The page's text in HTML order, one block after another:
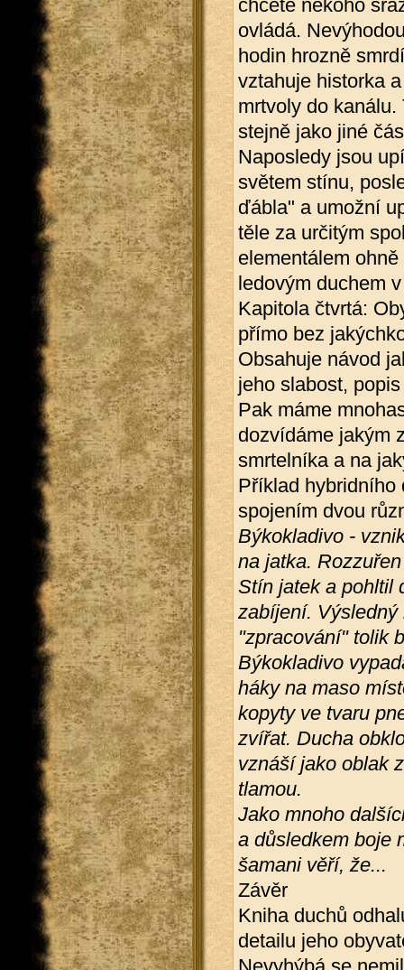
chcete někoho
ovládá.
hodin hrozně
vztahuje historka
mrtvoly do
stejně jako jiné
Naposledy jsou
světem stínu,
ďábla" a umožní
těle za určitým
elementálem
ledovým duchem
Kapitola čtvrtá:
přímo bez
Obsahuje návod
jeho slabost,
Pak máme
dozvídáme jakým
smrtelníka a na
Příklad hybridního
spojením dvou
Býkokladivo -
na jatka.
Stín jatek a pohltil
zabíjení. Výsledný
"zpracování" tolik
Býkokladivo
háky na maso
kopyty ve tvaru
zvířat. Ducha
vznáší jako oblak
tlamou.
Jako mnoho
a důsledkem boje
šamani věří, že...
Závěr
Kniha duchů
detailu jeho